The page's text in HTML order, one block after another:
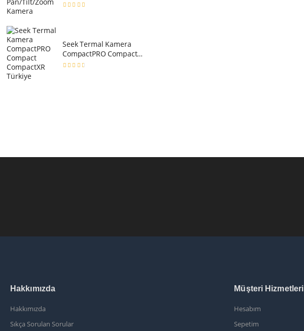
Seek Termal Kamera
CompactPRO Compact
CompactXR Türkiye
Hakkımızda
Hakkımızda
Sıkça Sorulan Sorular
Müşteri Hizmetleri
Hesabım
Sepetim